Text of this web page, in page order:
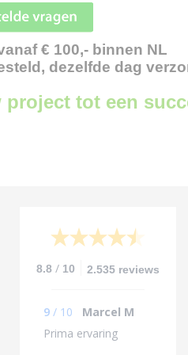
€ 100,- binnen NL
dezelfde dag
tot een
8.8 / 10 2.535 reviews
9 / 10
Marcel M
Prima ervaring